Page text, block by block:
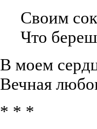
Своим
Что
В моем
Вечная
* * *